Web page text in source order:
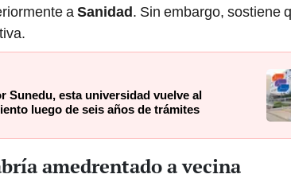
aSanidad. Sin embargo, sostiene
Sunedu, esta universidad vuelve al
luego de seis años de trámites
amedrentado a vecina